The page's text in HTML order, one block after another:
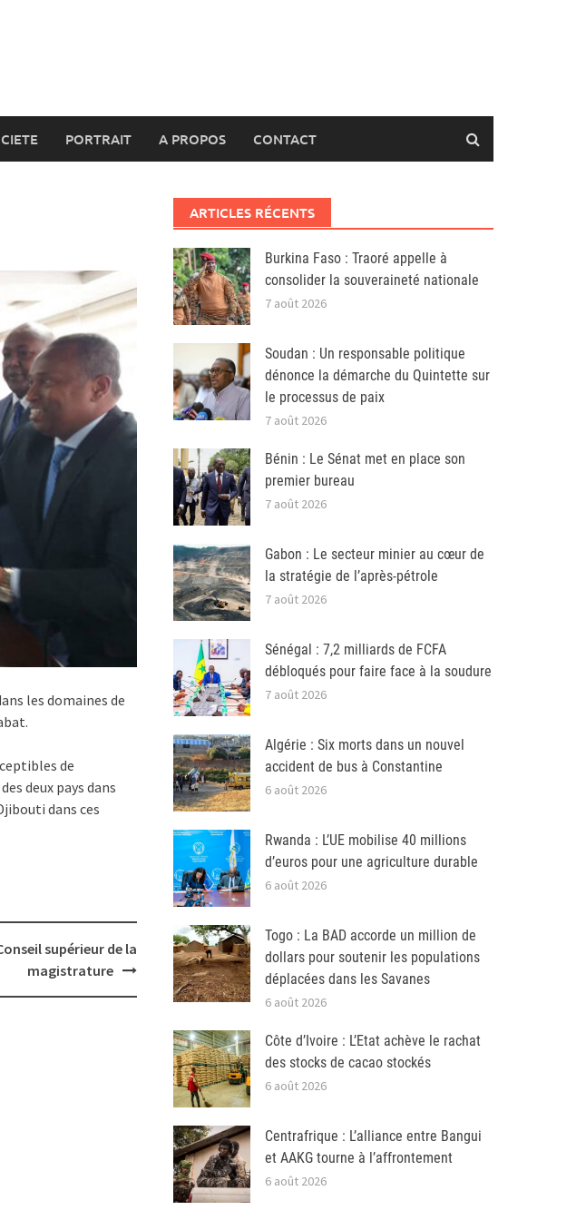
PORTRAIT A PROPOS CONTACT
les domaines de
de
deux pays dans
dans ces
supérieur de la
magistrature
ARTICLES RÉCENTS
Burkina Faso : Traoré appelle à
consolider la souveraineté nationale
7 août 2026
Soudan : Un responsable politique
dénonce la démarche du Quintette sur
le processus de paix
7 août 2026
Bénin : Le Sénat met en place son
premier bureau
7 août 2026
Gabon : Le secteur minier au cœur de
la stratégie de l’après-pétrole
7 août 2026
Sénégal : 7,2 milliards de FCFA
débloqués pour faire face à la soudure
7 août 2026
Algérie : Six morts dans un nouvel
accident de bus à Constantine
6 août 2026
Rwanda : L’UE mobilise 40 millions
d’euros pour une agriculture durable
6 août 2026
Togo : La BAD accorde un million de
dollars pour soutenir les populations
déplacées dans les Savanes
6 août 2026
Côte d’Ivoire : L’Etat achève le rachat
des stocks de cacao stockés
6 août 2026
Centrafrique : L’alliance entre Bangui
et AAKG tourne à l’affrontement
6 août 2026